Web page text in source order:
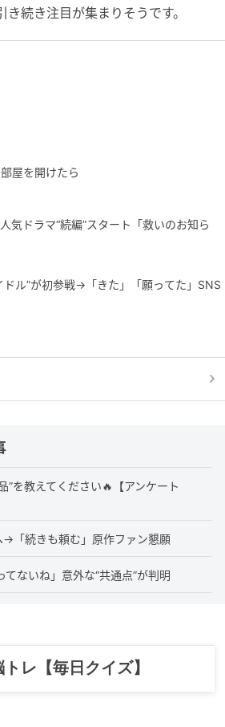
続き注目が集まりそうです。
屋を開けたら
気ドラマ“続編”スタート「救いのお知ら
ドル”が初参戦→「きた」「願ってた」SNS
”を教えてください🔥【アンケート
→「続きも頼む」原作ファン懇願
ないね」意外な“共通点”が判明
めます。